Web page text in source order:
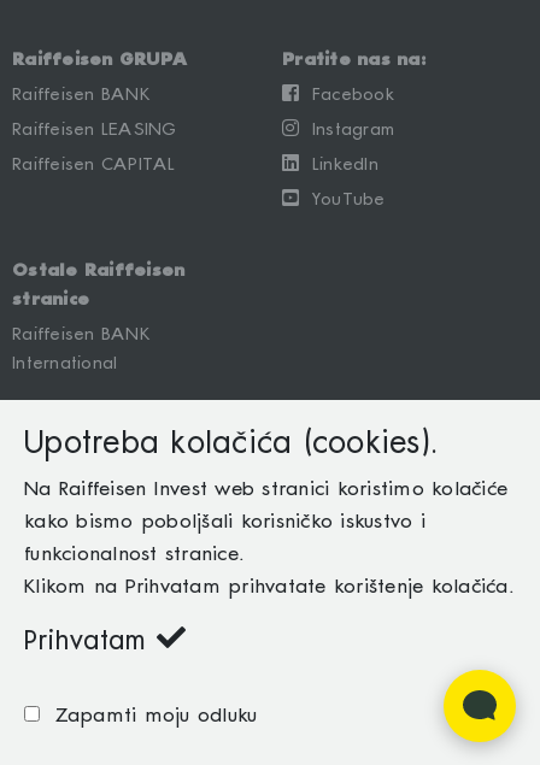
Raiffeisen GRUPA
Raiffeisen BANK
Raiffeisen LEASING
Raiffeisen CAPITAL
Pratite nas na:
Facebook
Instagram
LinkedIn
YouTube
Ostale Raiffeisen
stranice
Raiffeisen BANK
International
Mapa site-a
Uslovi korištenja
Kontaktirajte nas
Politika privatnosti i Politika kolačića
Upotreba kolačića (cookies).
Na Raiffeisen Invest web stranici koristimo kolačiće
kako bismo poboljšali korisničko iskustvo i
funkcionalnost stranice.
Klikom na Prihvatam prihvatate korištenje kolačića.
Prihvatam
Zapamti moju odluku